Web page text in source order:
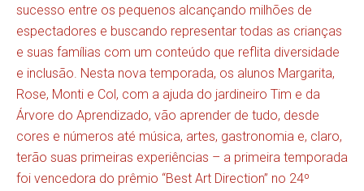
sucesso entre os pequenos alcançando milhões de
espectadores e buscando representar todas as crianças
e suas famílias com um conteúdo que reflita diversidade
e inclusão. Nesta nova temporada, os alunos Margarita,
Rose, Monti e Col, com a ajuda do jardineiro Tim e da
Árvore do Aprendizado, vão aprender de tudo, desde
cores e números até música, artes, gastronomia e, claro,
terão suas primeiras experiências – a primeira temporada
foi vencedora do prêmio “Best Art Direction” no 24º